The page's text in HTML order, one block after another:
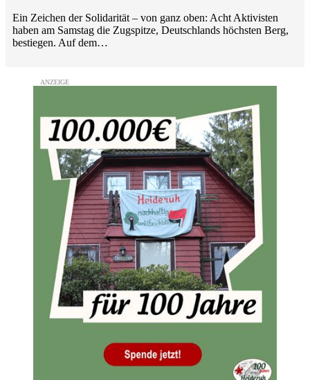
Ein Zeichen der Solidarität – von ganz oben: Acht Aktivisten
haben am Samstag die Zugspitze, Deutschlands höchsten Berg,
bestiegen. Auf dem…